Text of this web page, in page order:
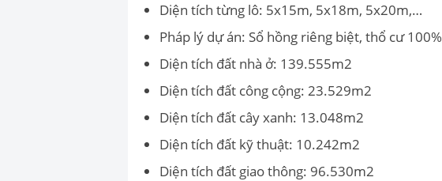
Diện tích từng lô: 5x15m, 5x18m, 5x20m,…
Pháp lý dự án: Sổ hồng riêng biệt, thổ cư 100%
Diện tích đất nhà ở: 139.555m2
Diện tích đất công cộng: 23.529m2
Diện tích đất cây xanh: 13.048m2
Diện tích đất kỹ thuật: 10.242m2
Diện tích đất giao thông: 96.530m2